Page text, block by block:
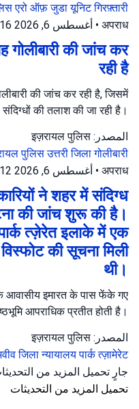
एरो ऑफ़ जुडा यूनिटगिरफ़्तारी
अपराध
• أغسطس 6, 2026 at 8:16 ص
गोलीबारी की जांच कर
रही है
की जांच कर रही है, जिसमें
की तलाश की जा रही है।
المصدر: इज़रायल पुलिस
पुलिसउत्तरी जिलागोलीबारी
अपराध
• أغسطس 6, 2026 at 8:12 ص
ने शहर में संदिग्ध
की जांच शुरू की है।
त्ज़ेरेत इलाके में एक
की सूचना मिली
थी।
आवासीय इमारत के पास फेंके गए
आपराधिक प्रतीत होती है।
المصدر: इज़रायल पुलिस
जिला न्यायालयपार्क त्ज़ामेरेट
جارٍ تحميل المزيد من
تحميل المزيد من التحديثات